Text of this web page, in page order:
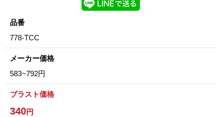
品番
778-TCC
メーカー価格
583~792円
ブラスト価格
340円